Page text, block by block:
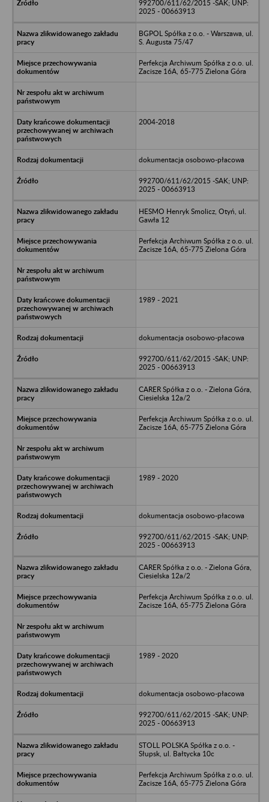
992700/611/62/2015 -SAK; UNP:
2025 - 00663913
BGPOL Spółka z o.o. - Warszawa, ul.
S. Augusta 75/47
Perfekcja Archiwum Spółka z o.o. ul.
Zacisze 16A, 65-775 Zielona Góra
2004-2018
dokumentacja osobowo-płacowa
992700/611/62/2015 -SAK; UNP:
2025 - 00663913
HESMO Henryk Smolicz, Otyń, ul.
Gawła 12
Perfekcja Archiwum Spółka z o.o. ul.
Zacisze 16A, 65-775 Zielona Góra
1989 - 2021
dokumentacja osobowo-płacowa
992700/611/62/2015 -SAK; UNP:
2025 - 00663913
CARER Spółka z o.o. - Zielona Góra,
Ciesielska 12a/2
Perfekcja Archiwum Spółka z o.o. ul.
Zacisze 16A, 65-775 Zielona Góra
1989 - 2020
dokumentacja osobowo-płacowa
992700/611/62/2015 -SAK; UNP:
2025 - 00663913
CARER Spółka z o.o. - Zielona Góra,
Ciesielska 12a/2
Perfekcja Archiwum Spółka z o.o. ul.
Zacisze 16A, 65-775 Zielona Góra
1989 - 2020
dokumentacja osobowo-płacowa
992700/611/62/2015 -SAK; UNP:
2025 - 00663913
STOLL POLSKA Spółka z o.o. -
Słupsk, ul. Bałtycka 10c
Perfekcja Archiwum Spółka z o.o. ul.
Zacisze 16A, 65-775 Zielona Góra